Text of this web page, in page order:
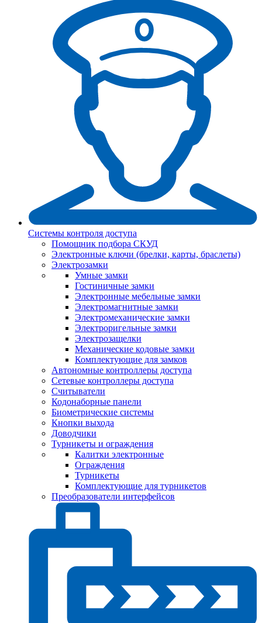
Системы контроля доступа
Помощник подбора СКУД
Электронные ключи (брелки, карты, браслеты)
Электрозамки
Умные замки
Гостиничные замки
Электронные мебельные замки
Электромагнитные замки
Электромеханические замки
Электроригельные замки
Электрозащелки
Механические кодовые замки
Комплектующие для замков
Автономные контроллеры доступа
Сетевые контроллеры доступа
Считыватели
Кодонаборные панели
Биометрические системы
Кнопки выхода
Доводчики
Турникеты и ограждения
Калитки электронные
Ограждения
Турникеты
Комплектующие для турникетов
Преобразователи интерфейсов